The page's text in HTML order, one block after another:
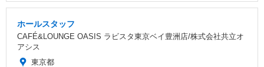
ホールスタッフ
CAFÉ&LOUNGE OASIS ラビスタ東京ベイ豊洲店/株式会社共立オ
アシス
東京都